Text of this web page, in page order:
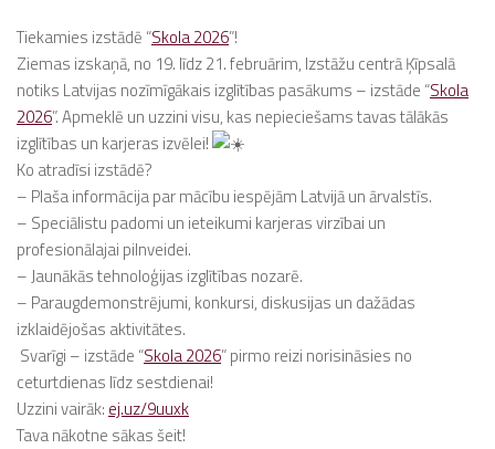
Tiekamies izstādē “Skola 2026”!
Ziemas izskaņā, no 19. līdz 21. februārim, Izstāžu centrā Ķīpsalā
notiks Latvijas nozīmīgākais izglītības pasākums – izstāde “Skola
2026”. Apmeklē un uzzini visu, kas nepieciešams tavas tālākās
izglītības un karjeras izvēlei!
Ko atradīsi izstādē?
– Plaša informācija par mācību iespējām Latvijā un ārvalstīs.
– Speciālistu padomi un ieteikumi karjeras virzībai un
profesionālajai pilnveidei.
– Jaunākās tehnoloģijas izglītības nozarē.
– Paraugdemonstrējumi, konkursi, diskusijas un dažādas
izklaidējošas aktivitātes.
Svarīgi – izstāde “Skola 2026” pirmo reizi norisināsies no
ceturtdienas līdz sestdienai!
Uzzini vairāk: ej.uz/9uuxk
Tava nākotne sākas šeit!